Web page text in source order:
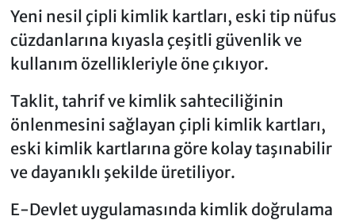
Yeni nesil çipli kimlik kartları, eski tip nüfus
cüzdanlarına kıyasla çeşitli güvenlik ve
kullanım özellikleriyle öne çıkıyor.
Taklit, tahrif ve kimlik sahteciliğinin
önlenmesini sağlayan çipli kimlik kartları,
eski kimlik kartlarına göre kolay taşınabilir
ve dayanıklı şekilde üretiliyor.
E-Devlet uygulamasında kimlik doğrulama